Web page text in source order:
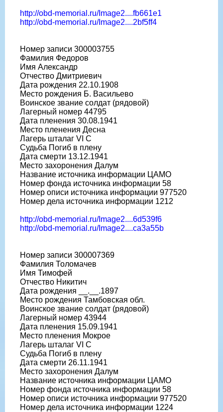
http://obd-memorial.ru/Image2....fb661e1
http://obd-memorial.ru/Image2....2bf5ff4
Номер записи 300003755
Фамилия Федоров
Имя Александр
Отчество Дмитриевич
Дата рождения 22.10.1908
Место рождения Б. Васильево
Воинское звание солдат (рядовой)
Лагерный номер 44795
Дата пленения 30.08.1941
Место пленения Десна
Лагерь шталаг VI C
Судьба Погиб в плену
Дата смерти 13.12.1941
Место захоронения Далум
Название источника информации ЦАМО
Номер фонда источника информации 58
Номер описи источника информации 977520
Номер дела источника информации 1212
http://obd-memorial.ru/Image2....6d539f6
http://obd-memorial.ru/Image2....ca3a55b
Номер записи 300007369
Фамилия Толомачев
Имя Тимофей
Отчество Никитич
Дата рождения __.__.1897
Место рождения Тамбовская обл.
Воинское звание солдат (рядовой)
Лагерный номер 43944
Дата пленения 15.09.1941
Место пленения Мокрое
Лагерь шталаг VI C
Судьба Погиб в плену
Дата смерти 26.11.1941
Место захоронения Далум
Название источника информации ЦАМО
Номер фонда источника информации 58
Номер описи источника информации 977520
Номер дела источника информации 1224